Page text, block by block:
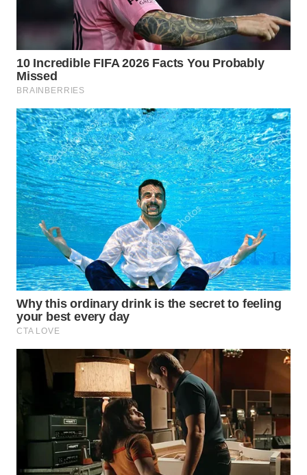
WAHANA
INFRASTRUKTUR
KONSUMEN
WAHANA
LISTRIK
WAHANA
TRAVEL
WAHANA
TV
WAHANANEWS
ID
WAHANANEWS
CO ID
WAHANANEWS
NET
WAHANA
SPORT